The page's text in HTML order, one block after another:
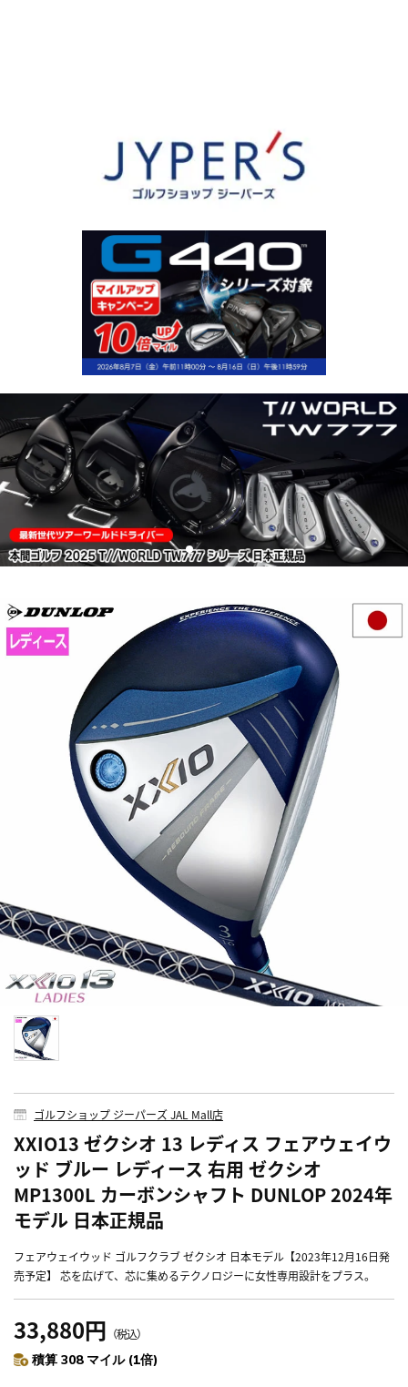
ゴルフショップ ジーパーズ JAL Mall店
XXIO13 ゼクシオ 13 レディス フェアウェイウ
ッド ブルー レディース 右用 ゼクシオ
MP1300L カーボンシャフト DUNLOP 2024年
モデル 日本正規品
フェアウェイウッド ゴルフクラブ ゼクシオ 日本モデル【2023年12月16日発
売予定】 芯を広げて、芯に集めるテクノロジーに女性専用設計をプラス。
33,880円 （税込）
積算 308 マイル (1倍)